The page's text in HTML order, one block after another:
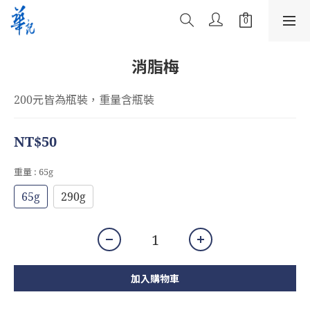
消脂梅
200元皆為瓶裝，重量含瓶裝
NT$50
重量 : 65g
65g 290g
加入購物車